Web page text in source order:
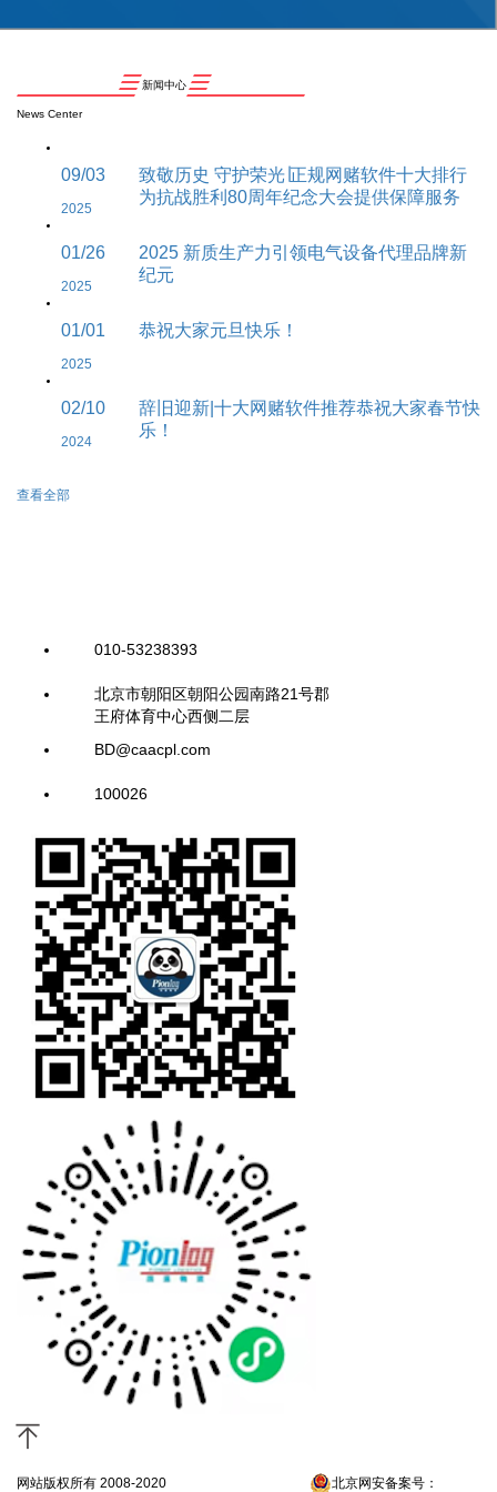
新闻中心
News Center
09/03
2025
致敬历史 守护荣光∣正规网赌软件十大排行
为抗战胜利80周年纪念大会提供保障服务
01/26
2025
2025 新质生产力引领电气设备代理品牌新
纪元
01/01
2025
恭祝大家元旦快乐！
02/10
2024
辞旧迎新|十大网赌软件推荐恭祝大家春节快
乐！
查看全部
010-53238393
北京市朝阳区朝阳公园南路21号郡
王府体育中心西侧二层
BD@caacpl.com
100026
网站版权所有 2008-2020 北京网安备案号：